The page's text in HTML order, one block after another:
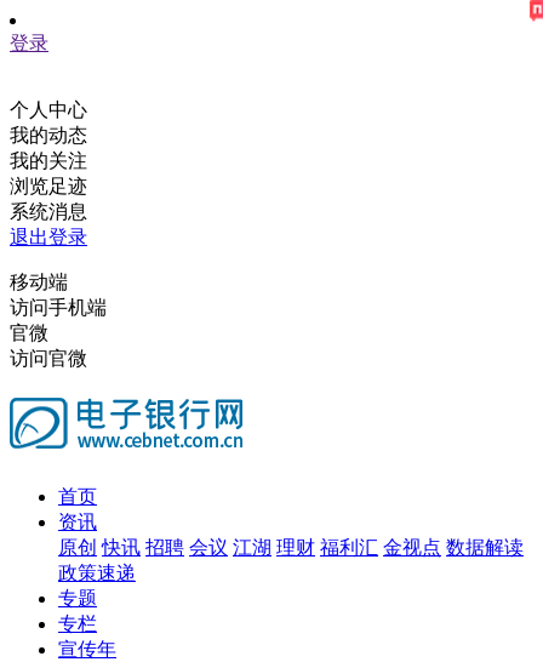
登录
个人中心
我的动态
我的关注
浏览足迹
系统消息
退出登录
移动端
访问手机端
官微
访问官微
首页
资讯
原创 快讯 招聘 会议 江湖 理财 福利汇 金视点 数据解读
政策速递
专题
专栏
宣传年